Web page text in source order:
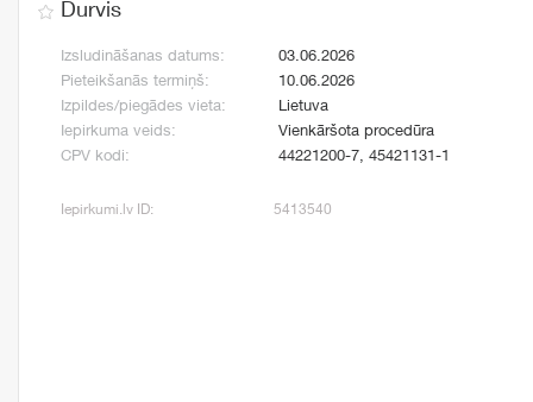
Durvis
Izsludināšanas datums:
03.06.2026
Pieteikšanās termiņš:
10.06.2026
Izpildes/piegādes vieta:
Lietuva
Iepirkuma veids:
Vienkāršota procedūra
CPV kodi:
44221200-7, 45421131-1
Iepirkumi.lv ID: 5413540